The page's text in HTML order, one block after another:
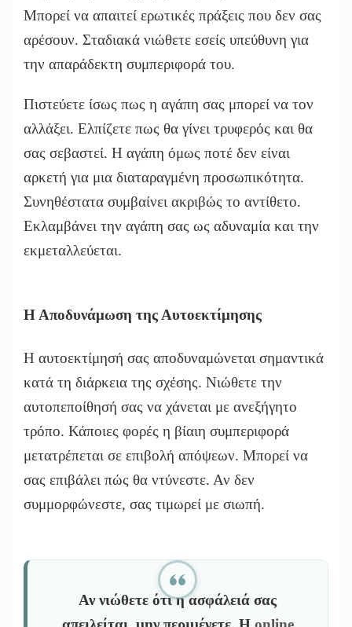
Μπορεί να απαιτεί ερωτικές πράξεις που δεν σας
αρέσουν. Σταδιακά νιώθετε εσείς υπεύθυνη για
την απαράδεκτη συμπεριφορά του.
Πιστεύετε ίσως πως η αγάπη σας μπορεί να τον
αλλάξει. Ελπίζετε πως θα γίνει τρυφερός και θα
σας σεβαστεί. Η αγάπη όμως ποτέ δεν είναι
αρκετή για μια διαταραγμένη προσωπικότητα.
Συνηθέστατα συμβαίνει ακριβώς το αντίθετο.
Εκλαμβάνει την αγάπη σας ως αδυναμία και την
εκμεταλλεύεται.
Η Αποδυνάμωση της Αυτοεκτίμησης
Η αυτοεκτίμησή σας αποδυναμώνεται σημαντικά
κατά τη διάρκεια της σχέσης. Νιώθετε την
αυτοπεποίθησή σας να χάνεται με ανεξήγητο
τρόπο. Κάποιες φορές η βίαιη συμπεριφορά
μετατρέπεται σε επιβολή απόψεων. Μπορεί να
σας επιβάλει πώς θα ντύνεστε. Αν δεν
συμμορφώνεστε, σας τιμωρεί με σιωπή.
Αν νιώθετε ότι η ασφάλειά σας